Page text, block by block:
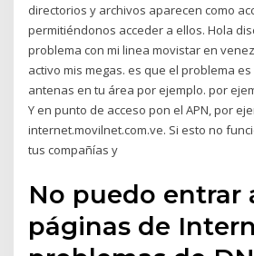
directorios y archivos aparecen como
permitiéndonos acceder a ellos. Hola
problema con mi linea movistar en
activo mis megas. es que el problema
antenas en tu área por ejemplo. por
Y en punto de acceso pon el APN, por
internet.movilnet.com.ve. Si esto no
tus compañías y
No puedo entrar
páginas de